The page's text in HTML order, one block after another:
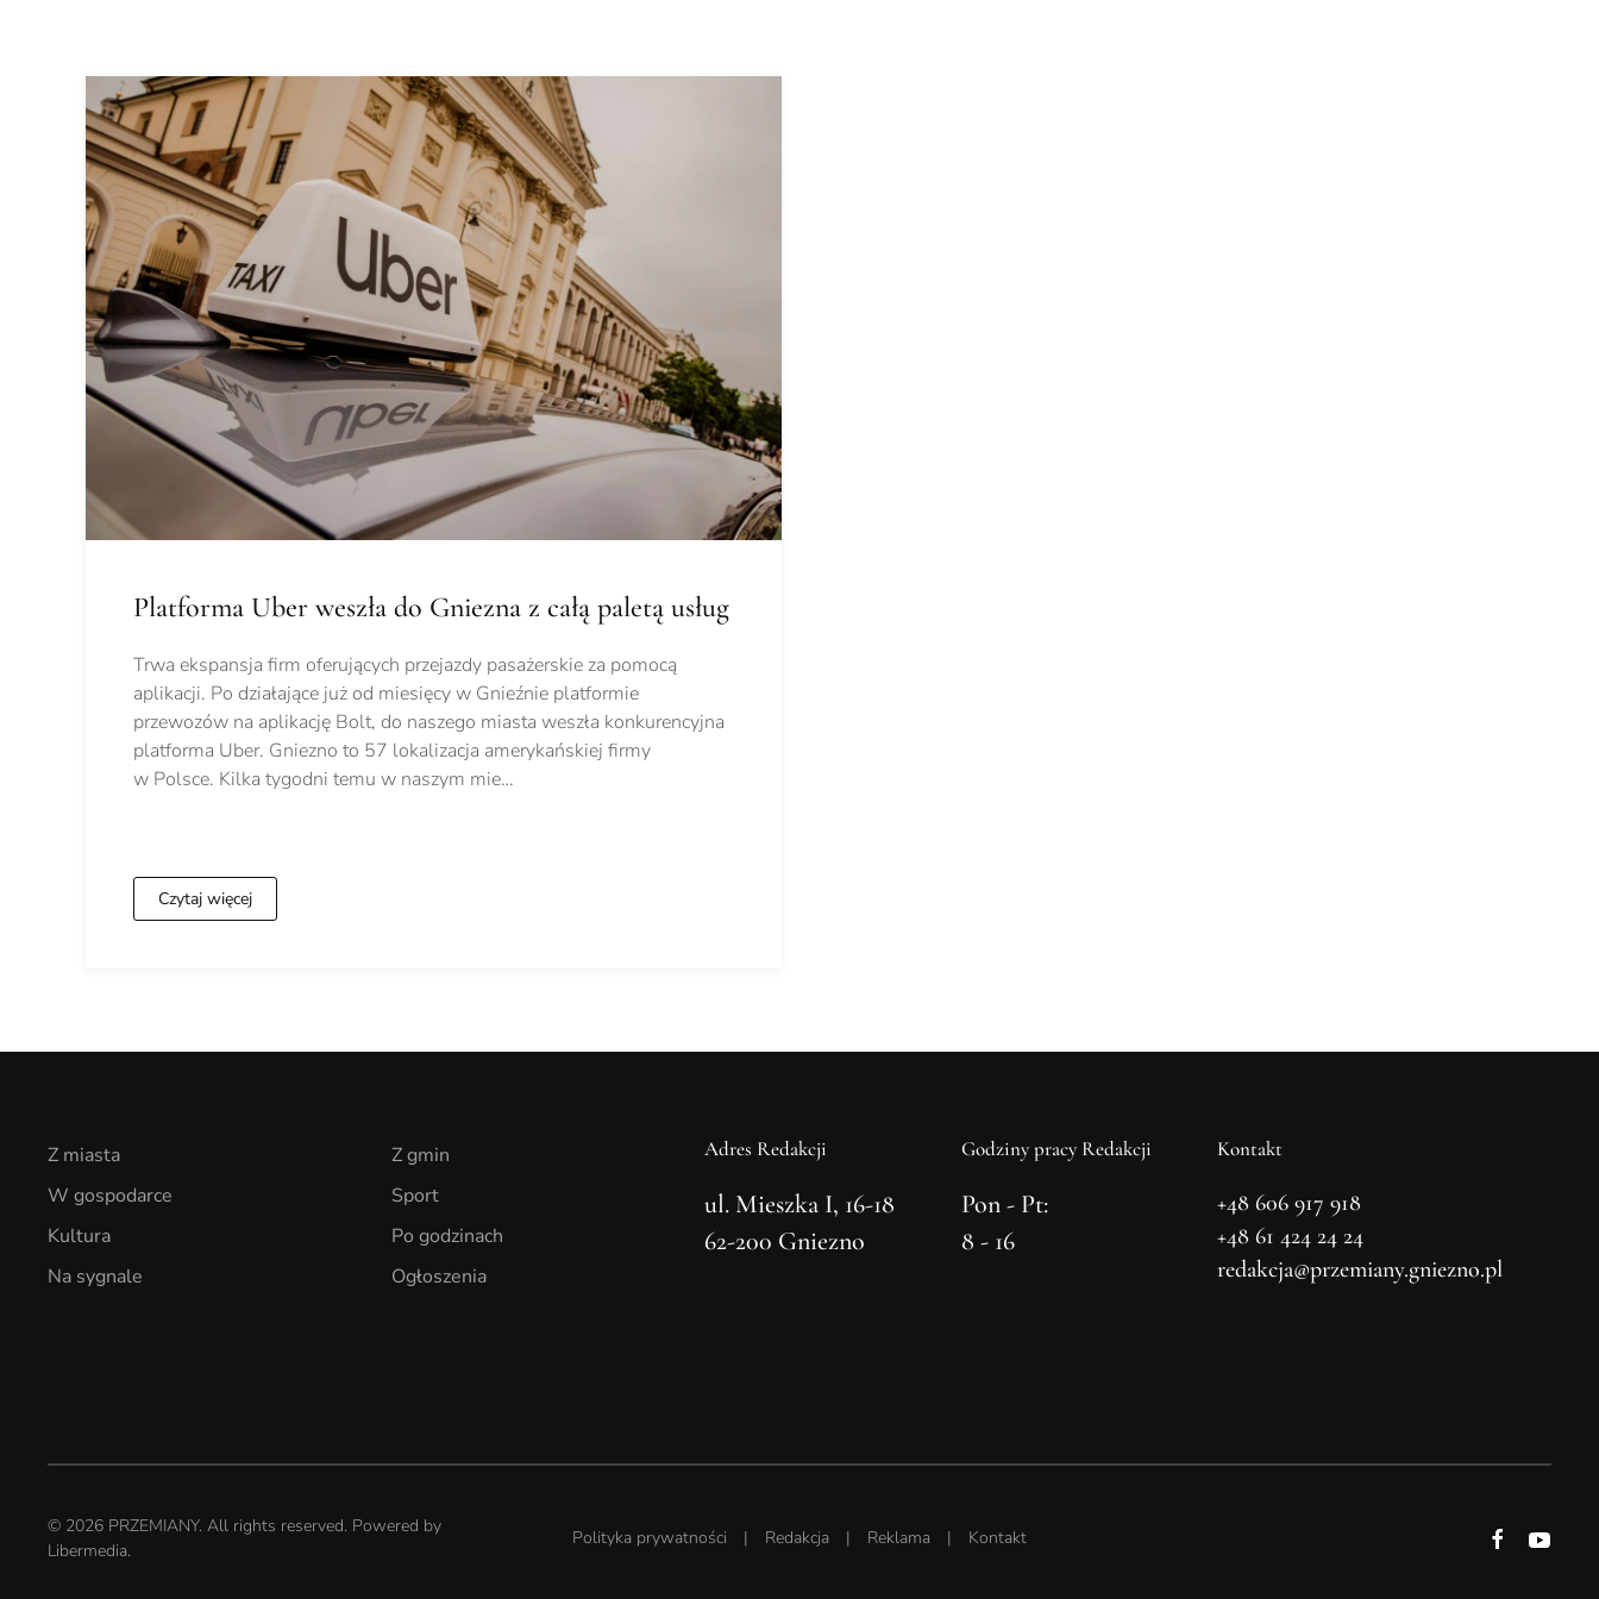
Platforma Uber weszła do Gniezna z całą paletą usług
Trwa ekspansja firm oferujących przejazdy pasażerskie za pomocą
aplikacji. Po działające już od miesięcy w Gnieźnie platformie
przewozów na aplikację Bolt, do naszego miasta weszła konkurencyjna
platforma Uber. Gniezno to 57 lokalizacja amerykańskiej firmy
w Polsce. Kilka tygodni temu w naszym mie…
Czytaj więcej
Z miasta
W gospodarce
Kultura
Na sygnale
Z gmin
Sport
Po godzinach
Ogłoszenia
Adres Redakcji
ul. Mieszka I, 16-18
62-200 Gniezno
Godziny pracy Redakcji
Pon - Pt:
8 - 16
Kontakt
+48 606 917 918
+48 61 424 24 24
redakcja@przemiany.gniezno.pl
© 2026 PRZEMIANY. All rights reserved. Powered by
Libermedia.
Polityka prywatności | Redakcja | Reklama | Kontakt